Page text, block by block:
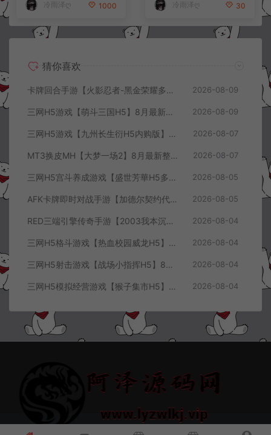
冷雨泽ღ 1000 冷雨泽ღ 30
猜你喜欢
卡牌回合手游【火影忍者-黑金荣耀多区跨服平台币内购版】8月最新整理Linux手工服务端+CDK授权后台+安卓+详细搭建教程+视频教程 2026-08-09
三网H5游戏【萌斗三国H5】8月最新整理Win一键服务端+GM充值后台+简易安卓客户端+详细搭建教程+视频教程 2026-08-09
三网H5游戏【九州长生衍H5内购版】8月最新整理Linux手工服务端+管理后台+GM授权后台+简易安卓客户端+详细搭建教程+视频教程 2026-08-07
MT3换皮MH【大梦一场2】8月最新整理Linux手工服务端+源码+管理后台+安卓苹果双端+详细搭建教程+视频教程 2026-08-07
三网H5宫斗养成游戏【盛世芳華H5多区跨服代金券内购优化版】8月最新整理Linux手工服务端+CDK授权后台+全资源安卓+详细搭建教程+视频教程 2026-08-05
AFK卡牌即时对战手游【加德尔契约代金券内购修复版】8月最新整理Linux手工服务端+前后端全套源码+CDK授权后台+安卓苹果双端+详细搭建教程+视频教程 2026-08-05
RED三端引擎传奇手游【2003我本沉默三职业】8月最新整理Win一键服务端+PC安卓+详细搭建教程 2026-08-04
三网H5格斗游戏【热血校园威龙H5】8月最新整理Linux手工服务端+Win一键服务端+解压即玩+简易安卓客户端+详细搭建教程 2026-08-04
三网H5射击游戏【战场小指挥H5】8月最新整理Linux手工服务端+Win一键服务端+解压即玩+简易安卓客户端+详细搭建教程 2026-08-04
三网H5模拟经营游戏【猴子集市H5】8月最新整理Linux手工服务端+Win一键服务端+解压即玩+简易安卓客户端+详细搭建教程 2026-08-04
© 2021~2026 阿泽源码网 www.lyzwlkj.vip 冷雨泽 豫